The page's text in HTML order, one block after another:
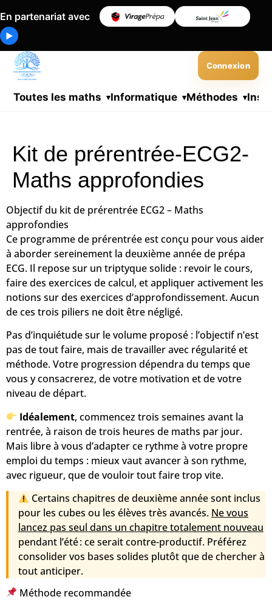
En partenariat avec
▶
Toutes les maths Informatique Méthodes
Connexion
Kit de prérentrée-ECG2-
Maths approfondies
Objectif du kit de prérentrée ECG2 – Maths
approfondies
Ce programme de prérentrée est conçu pour vous aider
à aborder sereinement la deuxième année de prépa
ECG. Il repose sur un triptyque solide : revoir le cours,
faire des exercices de calcul, etappliquer activement les
notions sur des exercices d’approfondissement. Aucun
de ces trois piliers ne doit être négligé.
Pas d’inquiétude sur le volume proposé : l’objectif n’est
pas de tout faire, mais de travailler avec régularité et
méthode. Votre progression dépendra du temps que
vous y consacrerez, de votre motivation et de votre
niveau de départ.
Idéalement, commenceztrois semaines avant la
rentrée, à raison detrois heures de maths par jour.
Mais libre à vous d’adapter ce rythme à votre propre
emploi du temps : mieux vaut avancer à son rythme,
avec rigueur, que de vouloir tout faire trop vite.
Certains chapitres de deuxième annéesont inclus
pour les cubes ou les élèves très avancés. Ne vous
lancez pas seul dans un chapitre totalement nouveau
pendant l’été : ce serait contre-productif. Préférez
consolider vos bases solides plutôt que de chercher à
tout anticiper.
Méthode recommandée